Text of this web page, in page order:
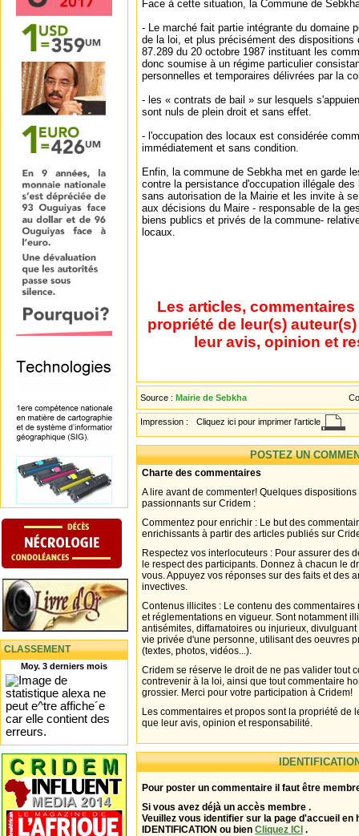
CLASSEMENT
Moy. 3 derniers mois
Face à cette situation, la Commune de
- Le marché fait partie intégrante du domaine
de la loi, et plus précisément des dispositions
87.289 du 20 octobre 1987 instituant les
donc soumise à un régime particulier
personnelles et temporaires délivrées par la
- les « contrats de bail » sur lesquels
sont nuls de plein droit et sans effet.
- l'occupation des locaux est considérée
immédiatement et sans condition.
Enfin, la commune de Sebkha met en garde
contre la persistance d'occupation illégale
sans autorisation de la Mairie et les invite à
aux décisions du Maire - responsable de la
biens publics et privés de la commune-
locaux.
Les articles,
propriété de leur(s)
leur avis, opinion et
Source : Mairie de Sebkha
Impression : Cliquez ici pour imprimer l'article
POSTEZ UN
Charte des commentaires
A lire avant de commenter! Quelques
passionnants sur Cridem :
Commentez pour enrichir : Le but des
enrichissants à partir des articles publiés sur
Respectez vos interlocuteurs : Pour assurer des
le respect des participants. Donnez à chacun le
vous. Appuyez vos réponses sur des faits et des
invectives.
Contenus illicites : Le contenu des
et réglementations en vigueur. Sont notamment
antisémites, diffamatoires ou injurieux,
vie privée d'une personne, utilisant des oeuvres
(textes, photos, vidéos...).
Cridem se réserve le droit de ne pas valider tout
contrevenir à la loi, ainsi que tout commentaire
grossier. Merci pour votre participation à Cridem!
Les commentaires et propos sont la propriété de
que leur avis, opinion et responsabilité.
Pour poster un commentaire il faut être
Si vous avez déjà un accès membre .
Veuillez vous identifier sur la page d'accueil en
IDENTIFICATION ou bien Cliquez ICI .